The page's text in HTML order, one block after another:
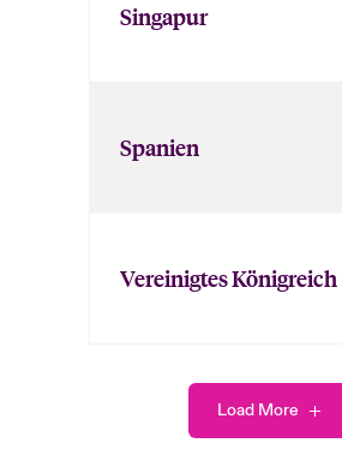
Singapur
Spanien
Vereinigtes Königreich
Load More